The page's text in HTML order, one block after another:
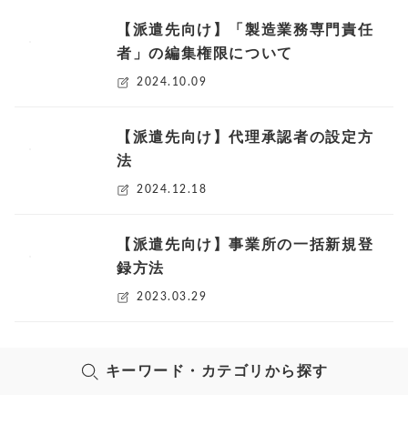
【派遣先向け】「製造業務専門責任
者」の編集権限について
2024.10.09
【派遣先向け】代理承認者の設定方
法
2024.12.18
【派遣先向け】事業所の一括新規登
録方法
2023.03.29
キーワード・カテゴリから探す